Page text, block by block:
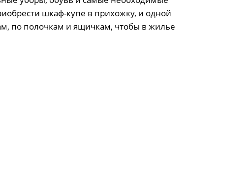
шкаф-купе в прихожку, и одной
по полочкам и ящичкам, чтобы в жилье